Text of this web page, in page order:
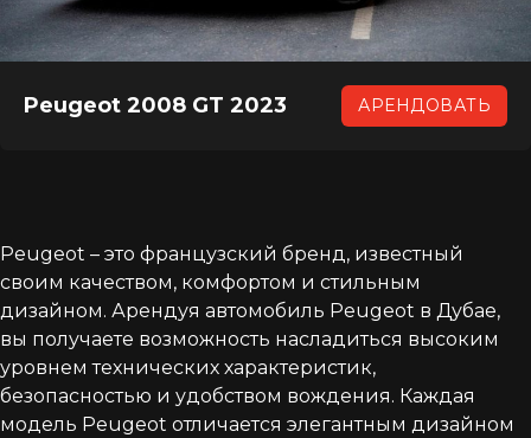
Peugeot 2008 GT 2023 АРЕНДОВАТЬ
Peugeot – это французский бренд, известный
своим качеством, комфортом и стильным
дизайном. Арендуя автомобиль Peugeot в Дубае,
вы получаете возможность насладиться высоким
уровнем технических характеристик,
безопасностью и удобством вождения. Каждая
модель Peugeot отличается элегантным дизайном